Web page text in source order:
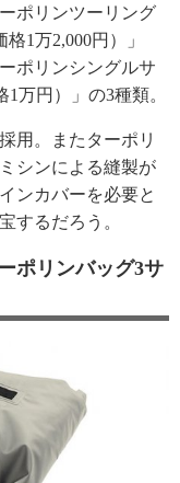
ポリンツーリング
1万2,000円）」
ポリンシングルサ
万円）」の3種類。
用。またターポリ
シンによる縫製が
ンカバーを必要と
するだろう。
ポリンバッグ3サ